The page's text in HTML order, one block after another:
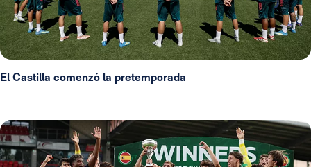
El Castilla comenzó la pretemporada